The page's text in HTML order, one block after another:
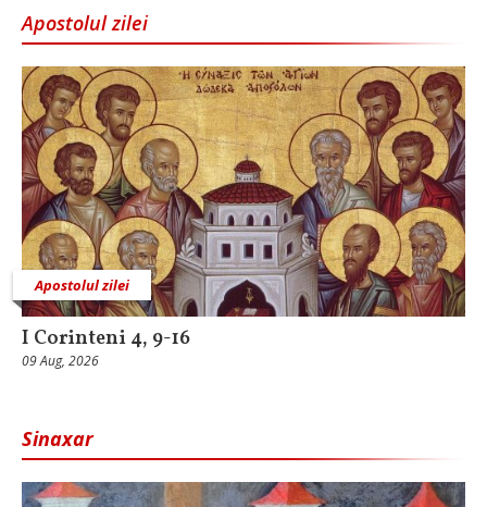
Apostolul zilei
Apostolul zilei
I Corinteni 4, 9-16
09 Aug, 2026
Sinaxar